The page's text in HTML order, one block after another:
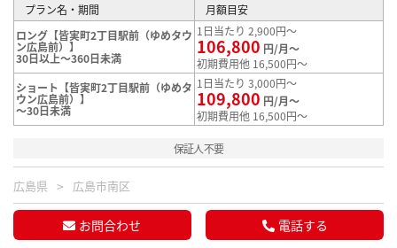
プラン名・期間
月額目安
ロング【皆実町2丁目駅前（ゆめタウ
ン広島前）】
30日以上～360日未満
1日当たり 2,900円～
106,800 円/月～
初期費用他 16,500円～
ショート【皆実町2丁目駅前（ゆめタ
ウン広島前）】
～30日未満
1日当たり 3,000円～
109,800 円/月～
初期費用他 16,500円～
保証人不要
広島県 広島市南区
お問合わせ 電話する